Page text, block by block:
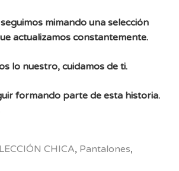
seguimos mimando una selección
actualizamos constantemente.
lo nuestro, cuidamos de ti.
formando parte de esta historia.
CHICA, Pantalones,